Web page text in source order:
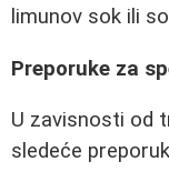
limunov sok ili
Preporuke za
U zavisnosti od
sledeće